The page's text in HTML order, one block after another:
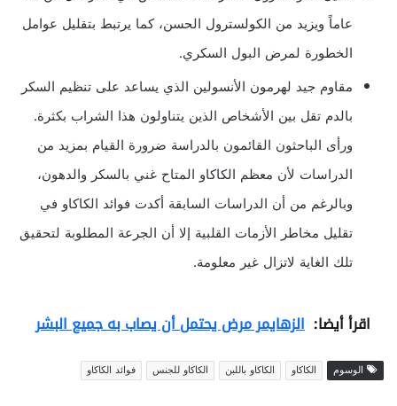
عاماً ويزيد من الكولسترول الحسن، كما يرتبط بتقليل عوامل
الخطورة لمرض البول السكري.
مقاوم جيد لهرمون الأنسولين الذي يساعد على تنظيم السكر
بالدم تقل بين الأشخاص الذين يتناولون هذا الشراب بكثرة.
ورأى الباحثون القائمون بالدراسة ضرورة القيام بمزيد من
الدراسات لأن معظم الكاكاو المتاح غني بالسكر والدهون،
وبالرغم من أن الدراسات السابقة أكدت فوائد الكاكاو في
تقليل مخاطر الأزمات القلبية إلا أن الجرعة المطلوبة لتحقيق
تلك الغاية لاتزال غير معلومة.
اقرأ أيضا: الزهايمر مرض يحتمل أن يصاب به جميع البشر
الوسوم الكاكاو الكاكاو باللبن الكاكاو للجنس فوائد الكاكاو